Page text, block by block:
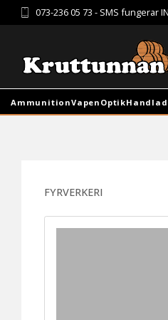
073-236 05 73 - SMS fungerar
AmmunitionVapen Optik
FYRVERKERI